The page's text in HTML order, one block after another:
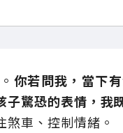
你若問我，當下
驚恐的表情，我
車、控制情緒。